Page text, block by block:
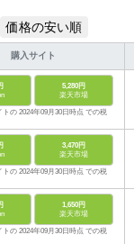
価格の安い順
購入サイト
5,280円
楽天市場
の 2024年09月30日時点 での税
3,470円
楽天市場
の 2024年09月30日時点 での税
1,650円
楽天市場
の 2024年09月30日時点 での税